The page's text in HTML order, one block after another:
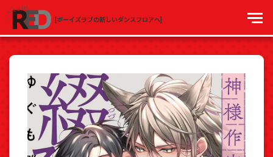
[ボーイズラブの新しいダンスフロアへ]